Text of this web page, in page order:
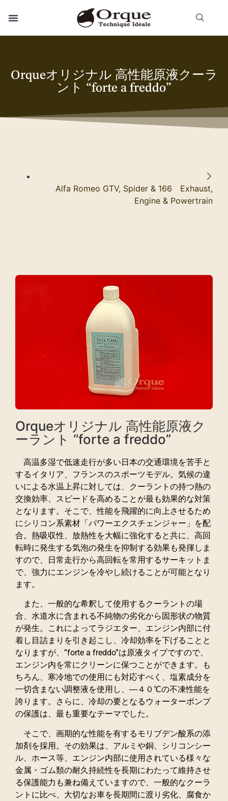
Orqueオリジナル 高性能原液クーラ
ント “forte a freddo”
Alfa Romeo GTV, Spider & 166 Exhaust,
Engine & Powertrain
Orqueオリジナル 高性能原液ク
ーラント “forte a freddo”
高温多湿で低速走行が多い日本の交通環境を苦手と
するイタリア、フランスのスポーツモデル。気候の違
いによる水温上昇に対しては、クーラントの持つ熱の
交換効率、スピードを高めることが最も効果的な対策
となります。そこで、性能を飛躍的に向上させるため
にシリコン系素材「パワーエクスチェンジャー」を配
合。熱吸収性、放熱性を大幅に強化すると共に、高回
転時に発生する気泡の発生を抑制する効果も発揮しま
すので、日常走行から高回転を常用するサーキットま
で、強力にエンジンを冷やし続けることが可能となり
ます。
また、一般的な希釈して使用するクーラントの場
合、水道水に含まれる不純物の劣化から固形状の物質
が発生。これによってラジエター、エンジン内部に付
着し目詰まりを引き起こし、冷却効率を下げることと
なりますが、”forte a freddo”は原液タイプですので、
エンジン内を常にクリーンに保つことができます。も
ちろん、寒冷地での使用にも対応すべく、塩素成分を
一切含まない調整液を使用し、―４０℃の不凍性能を
誇ります。さらに、冷却の要となるウォーターポンプ
の保護は、最も重要なテーマでした。
そこで、画期的な性能を有するモリブデン酸系の添
加剤を採用。その効果は、アルミや銅、シリコンシー
ル、ホース等、エンジン内部に使用されている様々な
金属・ゴム類の耐久持続性を長期にわたって維持させ
る保護能力も兼ね備えていますので、一般的なクーラ
ントに比べ、大切なお車を長期間に渡り劣化、腐食か